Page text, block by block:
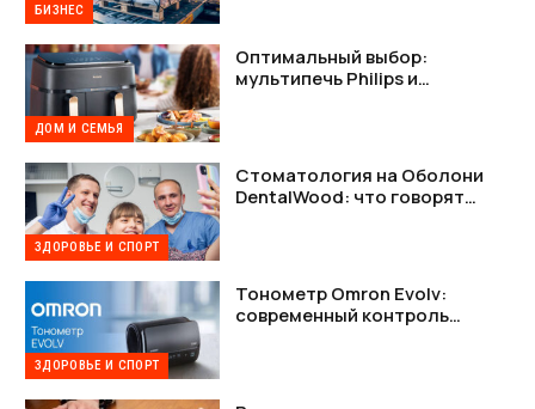
БИЗНЕС
ДОМ И СЕМЬЯ
Оптимальный выбор:
мультипечь Philips и
ЗДОРОВЬЕ И СПОРТ
Стоматология на Оболони
DentalWood: что говорят
ЗДОРОВЬЕ И СПОРТ
Тонометр Omron Evolv:
современный контроль